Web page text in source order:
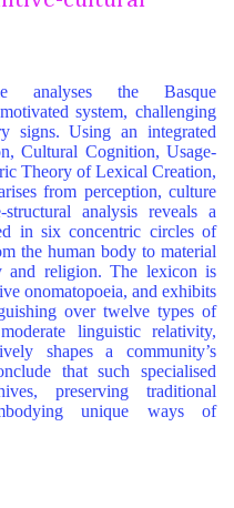
analyses the Basque
system, challenging
signs. Using an integrated
Cultural Cognition, Usage-
Theory of Lexical Creation,
from perception, culture
analysis reveals a
in six concentric circles of
the human body to material
and religion. The lexicon is
onomatopoeia, and exhibits
over twelve types of
linguistic relativity,
shapes a community’s
that such specialised
preserving traditional
unique ways of